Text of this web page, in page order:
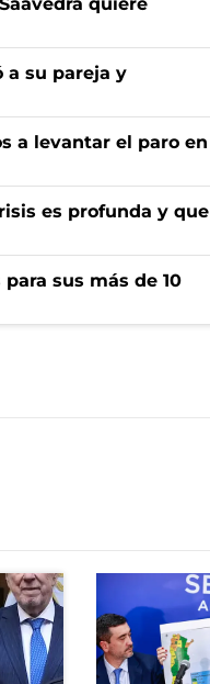
a su pareja y
a levantar el paro en
es profunda y que
sus más de 10